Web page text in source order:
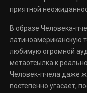
приятной
В образе Человека-
латиноамериканскую
любимую огромной
метаотсылка к
Человек-пчела даже
постепенно угасает,